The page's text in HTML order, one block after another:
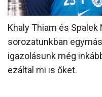
Khaly Thiam és
sorozatunkban
igazolásunk még
ezáltal mi is őket.